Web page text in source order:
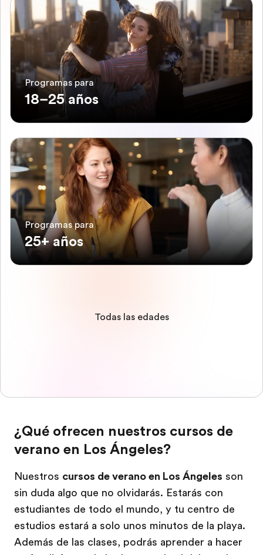
Programas para
18–25 años
Programas para
25+ años
Todas las edades
¿Qué ofrecen nuestros cursos de
verano en Los Ángeles?
Nuestros cursos de verano en Los Ángeles son
sin duda algo que no olvidarás. Estarás con
estudiantes de todo el mundo, y tu centro de
estudios estará a solo unos minutos de la playa.
Además de las clases, podrás aprender a hacer